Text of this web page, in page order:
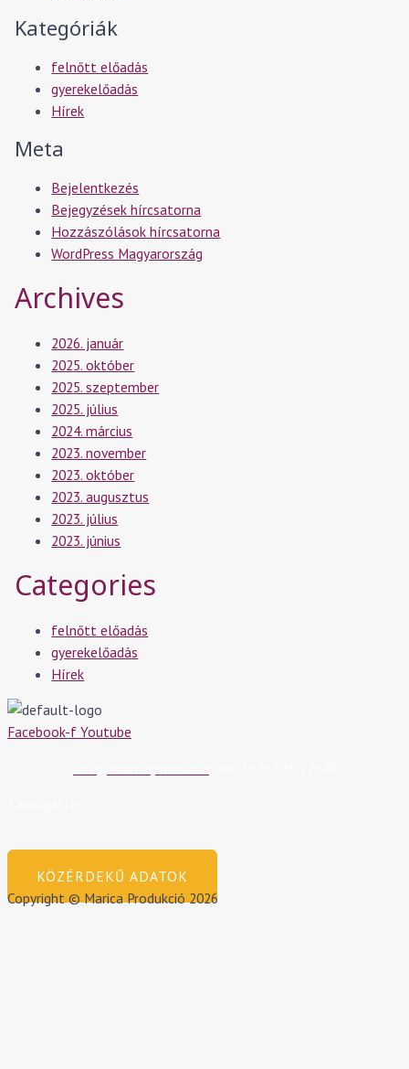
Kategóriák
felnőtt előadás
gyerekelőadás
Hírek
Meta
Bejelentkezés
Bejegyzések hírcsatorna
Hozzászólások hírcsatorna
WordPress Magyarország
Archives
2026. január
2025. október
2025. szeptember
2025. július
2024. március
2023. november
2023. október
2023. augusztus
2023. július
2023. június
Categories
felnőtt előadás
gyerekelőadás
Hírek
Facebook-f Youtube
KÖZÉRDEKŰ ADATOK
Copyright © Marica Produkció 2026